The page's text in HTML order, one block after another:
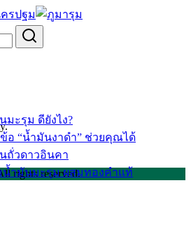
ะรุม ดียังไง?
อ “น้ำมันงาดำ” ช่วยคุณได้
ถั่วดาวอินคา
น้ำมันมะรุม ผสมทองคำแท้
rights reserved.